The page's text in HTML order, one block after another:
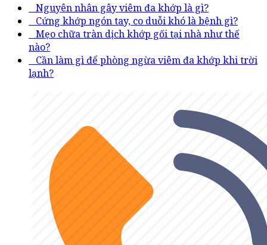
Nguyên nhân gây viêm đa khớp là gì?
Cứng khớp ngón tay, co duỗi khó là bệnh gì?
Mẹo chữa tràn dịch khớp gối tại nhà như thế
nào?
Cần làm gì để phòng ngừa viêm đa khớp khi trời
lạnh?